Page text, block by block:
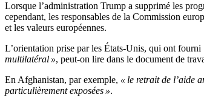
Lorsque l’administration Trump a supprimé les
cependant, les responsables de la Commission
et les valeurs européennes.
L’orientation prise par les États-Unis, qui ont
multilatéral », peut-on lire dans le document de
En Afghanistan, par exemple, « le retrait de l’aide
particulièrement exposées ».